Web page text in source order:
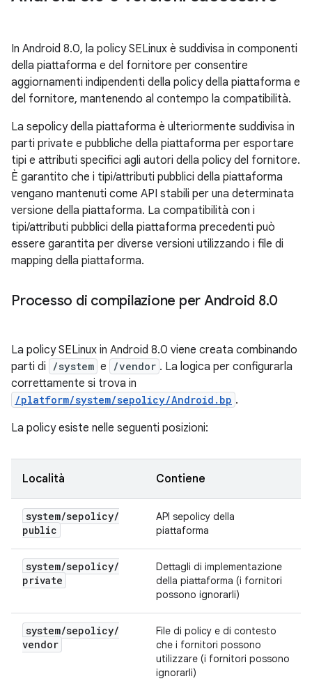
In Android 8.0, la policy SELinux è suddivisa in componenti
della piattaforma e del fornitore per consentire
aggiornamenti indipendenti della policy della piattaforma e
del fornitore, mantenendo al contempo la compatibilità.
La sepolicy della piattaforma è ulteriormente suddivisa in
parti private e pubbliche della piattaforma per esportare
tipi e attributi specifici agli autori della policy del fornitore.
È garantito che i tipi/attributi pubblici della piattaforma
vengano mantenuti come API stabili per una determinata
versione della piattaforma. La compatibilità con i
tipi/attributi pubblici della piattaforma precedenti può
essere garantita per diverse versioni utilizzando i file di
mapping della piattaforma.
Processo di compilazione per Android 8.0
La policy SELinux in Android 8.0 viene creata combinando
parti di
/system e /vendor . La logica per configurarla
correttamente si trova in
/platform/system/sepolicy/Android.bp .
La policy esiste nelle seguenti posizioni:
Località Contiene
system/sepolicy/
public
API sepolicy della
piattaforma
system/sepolicy/
private
Dettagli di implementazione
della piattaforma (i fornitori
possono ignorarli)
system/sepolicy/
vendor
File di policy e di contesto
che i fornitori possono
utilizzare (i fornitori possono
ignorarli)